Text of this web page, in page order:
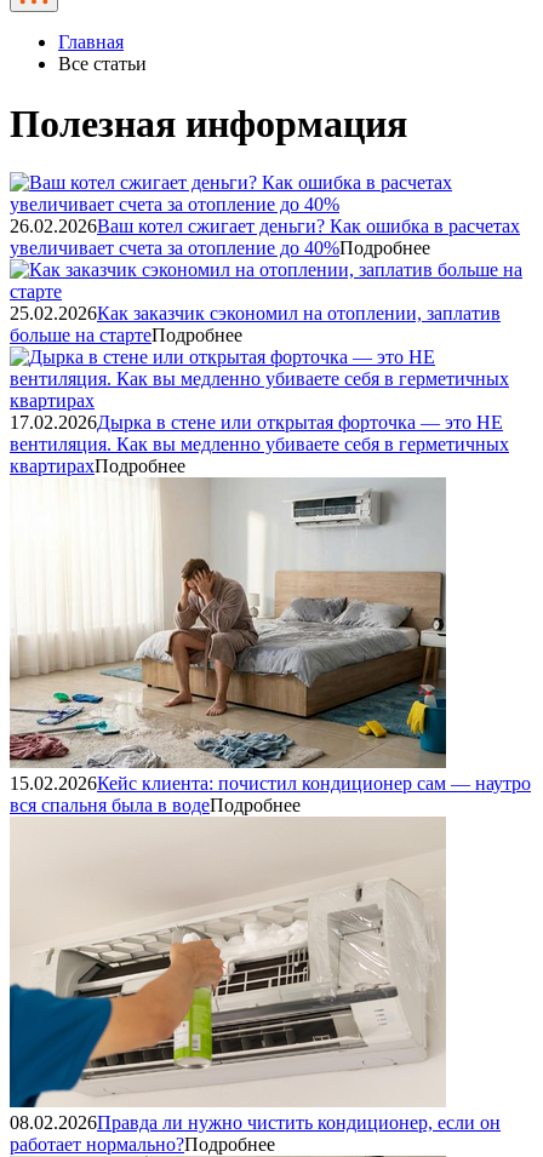
Главная
Все статьи
Полезная информация
26.02.2026Ваш котел сжигает деньги? Как ошибка в расчетах
увеличивает счета за отопление до 40%Подробнее
25.02.2026Как заказчик сэкономил на отоплении, заплатив
больше на стартеПодробнее
17.02.2026Дырка в стене или открытая форточка — это НЕ
вентиляция. Как вы медленно убиваете себя в герметичных
квартирахПодробнее
15.02.2026Кейс клиента: почистил кондиционер сам — наутро
вся спальня была в водеПодробнее
08.02.2026Правда ли нужно чистить кондиционер, если он
работает нормально?Подробнее